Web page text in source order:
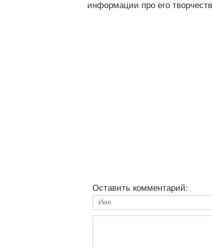
информации про его
Оставить комментарий: